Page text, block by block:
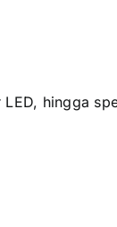
hingga